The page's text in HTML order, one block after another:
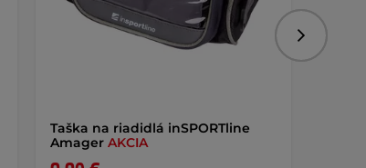
Taška na riadidlá inSPORTline
Amager AKCIA